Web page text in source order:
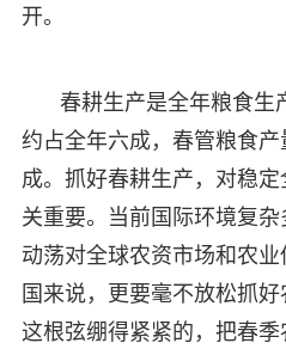
开。
春耕生产是全年粮食生
约占全年六成，春管粮食
成。抓好春耕生产，对稳
关重要。当前国际环境复
动荡对全球农资市场和农
国来说，更要毫不放松抓
这根弦绷得紧紧的，把春季